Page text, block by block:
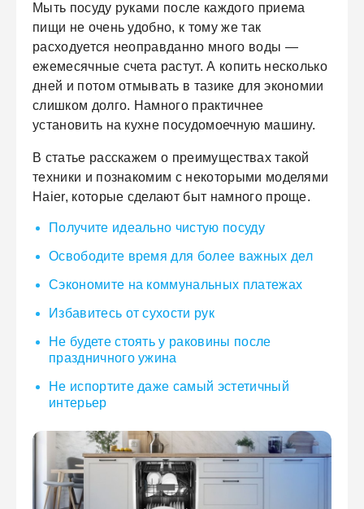
Мыть посуду руками после каждого приема
пищи не очень удобно, к тому же так
расходуется неоправданно много воды —
ежемесячные счета растут. А копить несколько
дней и потом отмывать в тазике для экономии
слишком долго. Намного практичнее
установить на кухне посудомоечную машину.
В статье расскажем о преимуществах такой
техники и познакомим с некоторыми моделями
Haier, которые сделают быт намного проще.
Получите идеально чистую посуду
Освободите время для более важных дел
Сэкономите на коммунальных платежах
Избавитесь от сухости рук
Не будете стоять у раковины после
праздничного ужина
Не испортите даже самый эстетичный
интерьер